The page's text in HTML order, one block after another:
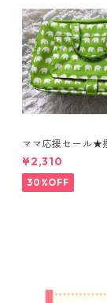
ママ応援セール★
表面は水にも汚れ
おしりふきがさ
おしゃれで機能的
ーチ
¥2,310
30%OFF